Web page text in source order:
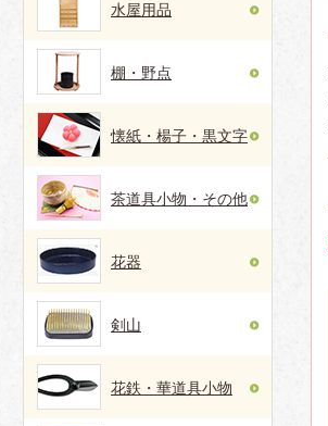
水屋用品
棚・野点
懐紙・楊子・黒文字
茶道具小物・その他
花器
剣山
花鉄・華道具小物